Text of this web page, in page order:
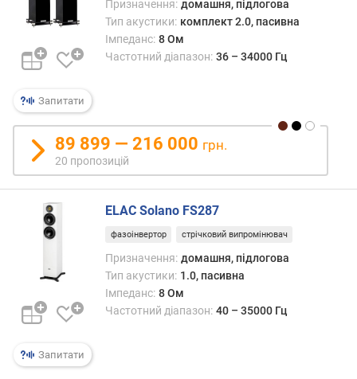
т
п
п
о
з
и
ц
і
у
л
и
і
Запитати
Призначення: домашня, підлогова
Тип акустики: комплект 2.0, пасивна
Імпеданс: 8 Ом
Частотний діапазон: 36 – 34000 Гц
89 899 — 216 000 грн.
20 пропозицій
Запитати
ELAC Solano FS287
фазоінвертор стрічковий випромінювач
Призначення: домашня, підлогова
Тип акустики: 1.0, пасивна
Імпеданс: 8 Ом
Частотний діапазон: 40 – 35000 Гц